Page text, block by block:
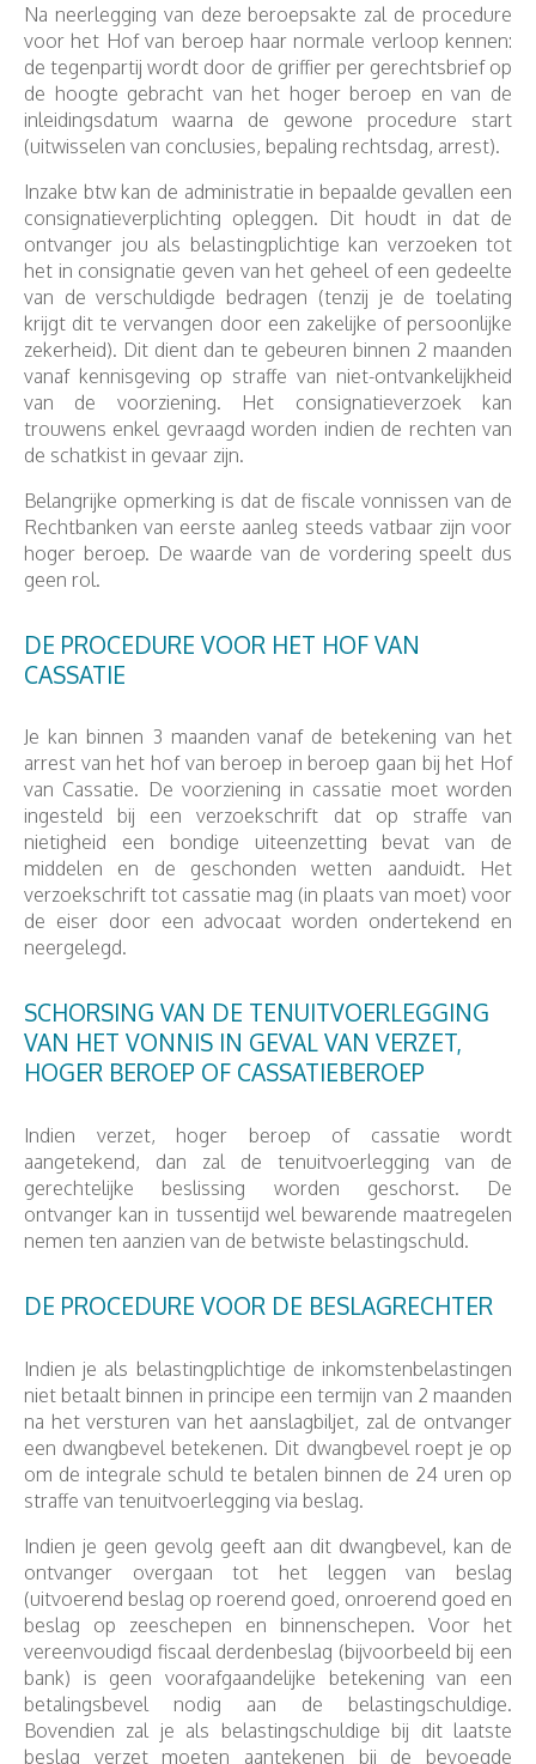
Na neerlegging van deze beroepsakte zal de procedure
voor het Hof van beroep haar normale verloop kennen:
de tegenpartij wordt door de griffier per gerechtsbrief op
de hoogte gebracht van het hoger beroep en van de
inleidingsdatum waarna de gewone procedure start
(uitwisselen van conclusies, bepaling rechtsdag, arrest).
Inzake btw kan de administratie in bepaalde gevallen een
consignatieverplichting opleggen. Dit houdt in dat de
ontvanger jou als belastingplichtige kan verzoeken tot
het in consignatie geven van het geheel of een gedeelte
van de verschuldigde bedragen (tenzij je de toelating
krijgt dit te vervangen door een zakelijke of persoonlijke
zekerheid). Dit dient dan te gebeuren binnen 2 maanden
vanaf kennisgeving op straffe van niet-ontvankelijkheid
van de voorziening. Het consignatieverzoek kan
trouwens enkel gevraagd worden indien de rechten van
de schatkist in gevaar zijn.
Belangrijke opmerking is dat de fiscale vonnissen van de
Rechtbanken van eerste aanleg steeds vatbaar zijn voor
hoger beroep. De waarde van de vordering speelt dus
geen rol.
DE PROCEDURE VOOR HET HOF VAN
CASSATIE
Je kan binnen 3 maanden vanaf de betekening van het
arrest van het hof van beroep in beroep gaan bij het Hof
van Cassatie. De voorziening in cassatie moet worden
ingesteld bij een verzoekschrift dat op straffe van
nietigheid een bondige uiteenzetting bevat van de
middelen en de geschonden wetten aanduidt. Het
verzoekschrift tot cassatie mag (in plaats van moet) voor
de eiser door een advocaat worden ondertekend en
neergelegd.
SCHORSING VAN DE TENUITVOERLEGGING
VAN HET VONNIS IN GEVAL VAN VERZET,
HOGER BEROEP OF CASSATIEBEROEP
Indien verzet, hoger beroep of cassatie wordt
aangetekend, dan zal de tenuitvoerlegging van de
gerechtelijke beslissing worden geschorst. De
ontvanger kan in tussentijd wel bewarende maatregelen
nemen ten aanzien van de betwiste belastingschuld.
DE PROCEDURE VOOR DE BESLAGRECHTER
Indien je als belastingplichtige de inkomstenbelastingen
niet betaalt binnen in principe een termijn van 2 maanden
na het versturen van het aanslagbiljet, zal de ontvanger
een dwangbevel betekenen. Dit dwangbevel roept je op
om de integrale schuld te betalen binnen de 24 uren op
straffe van tenuitvoerlegging via beslag.
Indien je geen gevolg geeft aan dit dwangbevel, kan de
ontvanger overgaan tot het leggen van beslag
(uitvoerend beslag op roerend goed, onroerend goed en
beslag op zeeschepen en binnenschepen. Voor het
vereenvoudigd fiscaal derdenbeslag (bijvoorbeeld bij een
bank) is geen voorafgaandelijke betekening van een
betalingsbevel nodig aan de belastingschuldige.
Bovendien zal je als belastingschuldige bij dit laatste
beslag verzet moeten aantekenen bij de bevoegde